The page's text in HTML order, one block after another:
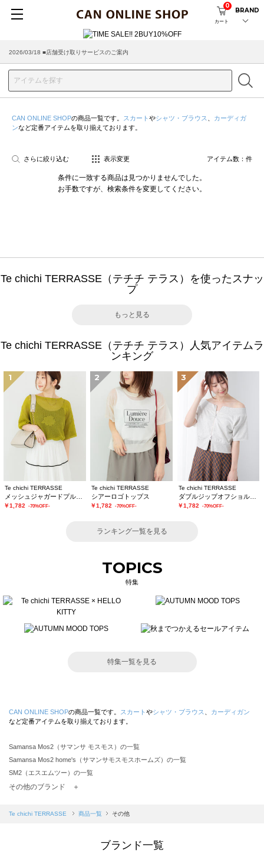
カート
0
BRAND
2026/03/18 ■店舗受け取りサービスのご案内
CAN ONLINE SHOPの商品一覧です。 スカート やシャツ・ブラウス
カーディガ
ンなど定番アイテムを取り揃えております。
さらに絞り込む 表示変更 アイテム数： 件
条件に一致する商品は見つかりませんでした。
お手数ですが、検索条件を変更してください。
Te chichi TERRASSE（テチチ テラス）を使ったスナッ
プ
もっと見る
Te chichi TERRASSE（テチチ テラス）人気アイテムラ
ンキング
1
Te chichi TERRASSE
￥1,782 -70%OFF-
2
Te chichi TERRASSE
シアーロゴトップス
￥1,782 -70%OFF-
3
Te chichi TERRASSE
ダブルジップオフショルカットトップス
￥1,782 -70%OFF-
ランキング一覧を見る
TOPICS
特集
特集一覧を見る
CAN ONLINE SHOPの商品一覧です。 スカート やシャツ・ブラウス
カーディガン
など定番アイテムを取り揃えております。
Samansa Mos2（サマンサ モスモス）の一覧
Samansa Mos2 home's（サマンサモスモスホームズ）の一覧
SM2（エスエムツー）の一覧
TSUHARU by Samansa Mos2（ツハルバイサマンサモスモス）の一覧
Samansa Mos2 blue（サマンサモスモス ブルー）の一覧
その他のブランド ＋
Te chichi TERRASSE 商品一覧 その他
ブランド一覧